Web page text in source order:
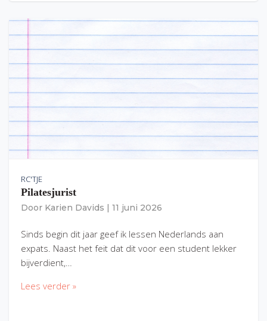
RC'TJE
Pilatesjurist
Door Karien Davids 11 juni 2026
Sinds begin dit jaar geef ik lessen Nederlands aan
expats. Naast het feit dat dit voor een student lekker
bijverdient,…
Lees verder »